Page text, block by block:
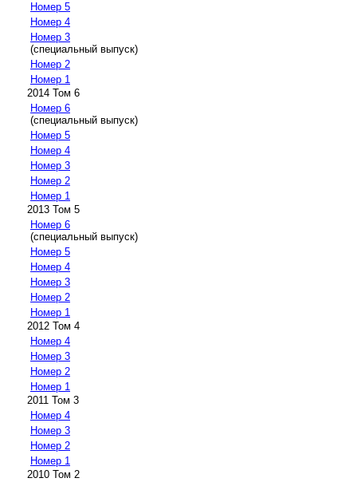
Номер 5
Номер 4
Номер 3
(специальный выпуск)
Номер 2
Номер 1
2014 Том 6
Номер 6
(специальный выпуск)
Номер 5
Номер 4
Номер 3
Номер 2
Номер 1
2013 Том 5
Номер 6
(специальный выпуск)
Номер 5
Номер 4
Номер 3
Номер 2
Номер 1
2012 Том 4
Номер 4
Номер 3
Номер 2
Номер 1
2011 Том 3
Номер 4
Номер 3
Номер 2
Номер 1
2010 Том 2